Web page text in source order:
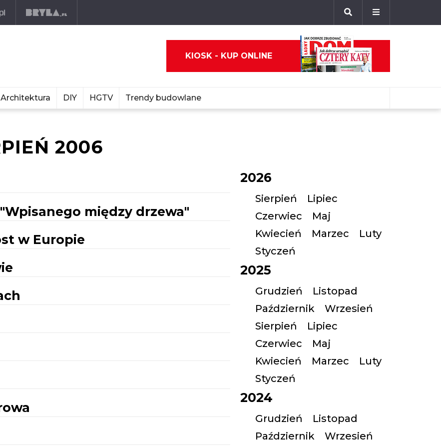
KIOSK - KUP ONLINE
Architektura DIY HGTV Trendy budowlane
2006
między drzewa"
w Europie
2026
Sierpień
Lipiec
Czerwiec
Maj
Kwiecień
Marzec
Luty
Styczeń
2025
Grudzień
Listopad
Październik
Wrzesień
Sierpień
Lipiec
Czerwiec
Maj
Kwiecień
Marzec
Luty
Styczeń
2024
Grudzień
Listopad
Październik
Wrzesień